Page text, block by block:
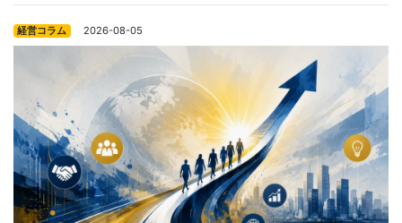
経営コラム 2026-08-05